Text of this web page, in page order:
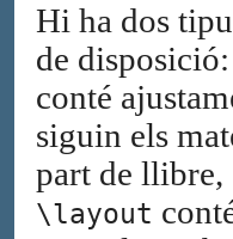
Hi ha dos
de
conté
siguin els
part de llibre,
\layout